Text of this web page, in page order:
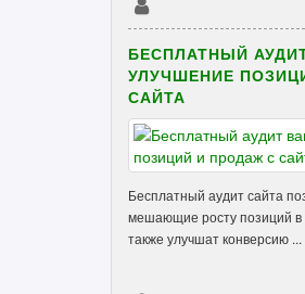
БЕСПЛАТНЫЙ
УЛУЧШЕНИЕ
САЙТА
Бесплатный аудит сайта
мешающие росту позиций в
также улучшат конверсию ...